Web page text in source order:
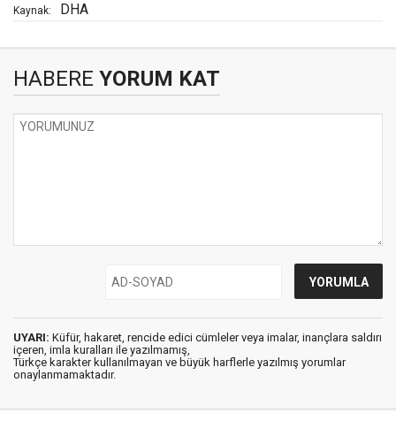
Kaynak: DHA
HABERE YORUM KAT
UYARI: Küfür, hakaret, rencide edici cümleler veya imalar, inançlara saldırı
içeren, imla kuralları ile yazılmamış,
Türkçe karakter kullanılmayan ve büyük harflerle yazılmış yorumlar
onaylanmamaktadır.